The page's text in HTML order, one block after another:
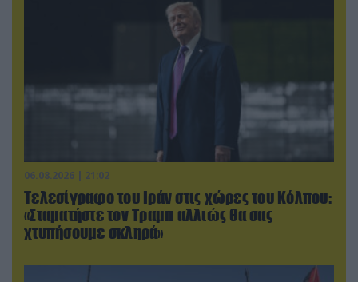
06.08.2026 | 21:02
Τελεσίγραφο του Ιράν στις χώρες του Κόλπου:
«Σταματήστε τον Τραμπ αλλιώς θα σας
χτυπήσουμε σκληρά»